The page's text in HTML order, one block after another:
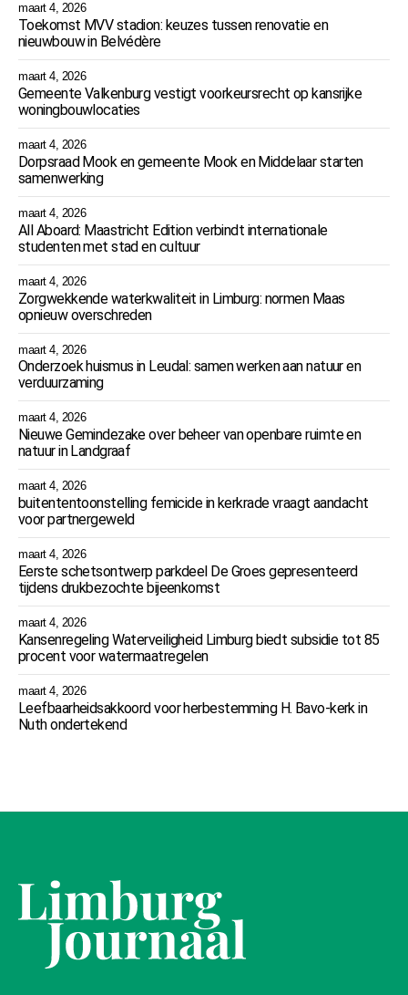
maart 4, 2026
Toekomst MVV stadion: keuzes tussen renovatie en
nieuwbouw in Belvédère
maart 4, 2026
Gemeente Valkenburg vestigt voorkeursrecht op kansrijke
woningbouwlocaties
maart 4, 2026
Dorpsraad Mook en gemeente Mook en Middelaar starten
samenwerking
maart 4, 2026
All Aboard: Maastricht Edition verbindt internationale
studenten met stad en cultuur
maart 4, 2026
Zorgwekkende waterkwaliteit in Limburg: normen Maas
opnieuw overschreden
maart 4, 2026
Onderzoek huismus in Leudal: samen werken aan natuur en
verduurzaming
maart 4, 2026
Nieuwe Gemindezake over beheer van openbare ruimte en
natuur in Landgraaf
maart 4, 2026
buitententoonstelling femicide in kerkrade vraagt aandacht
voor partnergeweld
maart 4, 2026
Eerste schetsontwerp parkdeel De Groes gepresenteerd
tijdens drukbezochte bijeenkomst
maart 4, 2026
Kansenregeling Waterveiligheid Limburg biedt subsidie tot 85
procent voor watermaatregelen
maart 4, 2026
Leefbaarheidsakkoord voor herbestemming H. Bavo-kerk in
Nuth ondertekend